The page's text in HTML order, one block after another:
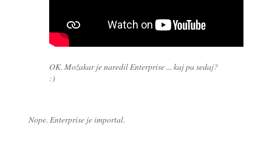
OK. Možakar je naredil Enterprise ... kaj pa sedaj?
:)
Nope. Enterprise je importal.